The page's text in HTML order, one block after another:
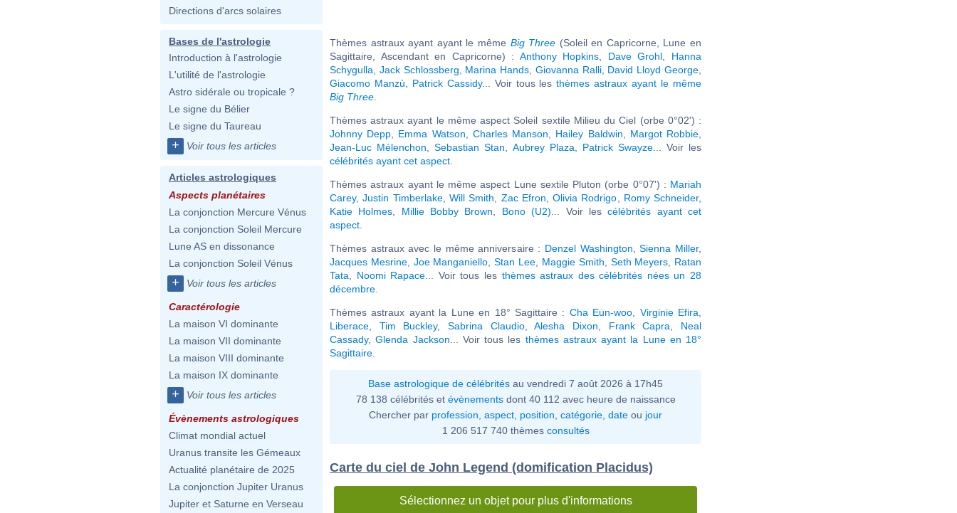
Directions d'arcs solaires
Bases de l'astrologie
Introduction à l'astrologie
L'utilité de l'astrologie
Astro sidérale ou tropicale ?
Le signe du Bélier
Le signe du Taureau
+ Voir tous les articles
Articles astrologiques
Aspects planétaires
La conjonction Mercure Vénus
La conjonction Soleil Mercure
Lune AS en dissonance
La conjonction Soleil Vénus
+ Voir tous les articles
Caractérologie
La maison VI dominante
La maison VII dominante
La maison VIII dominante
La maison IX dominante
+ Voir tous les articles
Évènements astrologiques
Climat mondial actuel
Uranus transite les Gémeaux
Actualité planétaire de 2025
La conjonction Jupiter Uranus
Jupiter et Saturne en Verseau
Thèmes astraux ayant ayant le même Big Three (Soleil en Capricorne, Lune en
Sagittaire, Ascendant en Capricorne) : Anthony Hopkins Dave Grohl
Hanna
Schygulla
Jack Schlossberg Marina Hands Giovanna Ralli, David Lloyd George
Giacomo Manzù
Patrick Cassidy... Voir tous lesthèmes astraux ayant le même
Big Three
Thèmes astraux ayant le même aspect Soleil sextile Milieu du Ciel (orbe 0°02') :
Johnny Depp
Emma Watson Charles Manson Hailey Baldwin Margot Robbie
Jean-Luc Mélenchon ,Sebastian Stan Aubrey Plaza Patrick Swayze... Voir les
célébrités ayant cet aspect
Thèmes astraux ayant le même aspect Lune sextile Pluton (orbe 0°07') : Mariah
Carey,Justin Timberlake, Will Smith Zac Efron ,Olivia Rodrigo Romy Schneider,
Katie Holmes
Millie Bobby Brown Bono (U2) ... Voir lescélébrités ayant cet
aspect
Thèmes astraux avec le même anniversaire : Denzel Washington ,Sienna Miller,
Jacques Mesrine, Joe Manganiello ,Stan Lee Maggie Smith Seth Meyers
Ratan
Tata
Noomi Rapace ... Voir tous les thèmes astraux des célébrités nées un 28
décembre
Thèmes astraux ayant la Lune en 18° Sagittaire : Cha Eun-woo Virginie Efira
Liberace
Tim Buckley,Sabrina Claudio,Alesha Dixon Frank Capra
Neal
Cassady,Glenda Jackson ... Voir tous les thèmes astraux ayant la Lune en 18°
Sagittaire
Base astrologique de célébrités au vendredi 7 août 2026 à 17h45
78 138 célébrités et évènementsdont 40 112 avec heure de naissance
Chercher par profession aspect position catégorie date ou jour
1 206 517 740 thèmes consultés
Carte du ciel de John Legend (domification Placidus)
Sélectionnez un objet pour plus d'informations